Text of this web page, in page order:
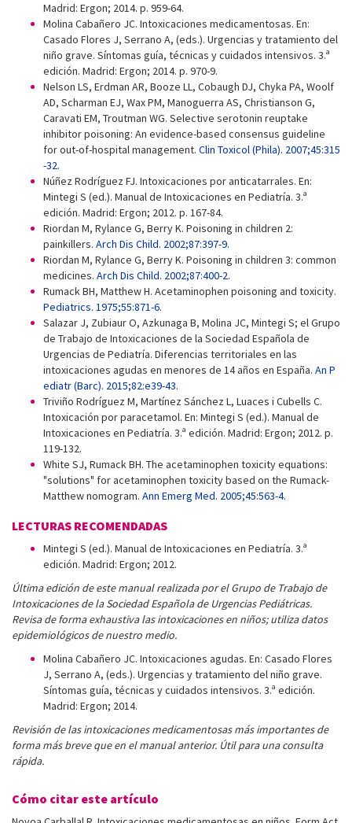
Madrid: Ergon; 2014. p. 959-64.
Molina Cabañero JC. Intoxicaciones medicamentosas. En:
Casado Flores J, Serrano A, (eds.). Urgencias y tratamiento del
niño grave. Síntomas guía, técnicas y cuidados intensivos. 3.ª
edición. Madrid: Ergon; 2014. p. 970-9.
Nelson LS, Erdman AR, Booze LL, Cobaugh DJ, Chyka PA, Woolf
AD, Scharman EJ, Wax PM, Manoguerra AS, Christianson G,
Caravati EM, Troutman WG. Selective serotonin reuptake
inhibitor poisoning: An evidence-based consensus guideline
for out-of-hospital management. Clin Toxicol (Phila). 2007;45:315
-32.
Núñez Rodríguez FJ. Intoxicaciones por anticatarrales. En:
Mintegi S (ed.). Manual de Intoxicaciones en Pediatría. 3.ª
edición. Madrid: Ergon; 2012. p. 167-84.
Riordan M, Rylance G, Berry K. Poisoning in children 2:
painkillers. Arch Dis Child. 2002;87:397-9.
Riordan M, Rylance G, Berry K. Poisoning in children 3: common
medicines. Arch Dis Child. 2002;87:400-2.
Rumack BH, Matthew H. Acetaminophen poisoning and toxicity.
Pediatrics. 1975;55:871-6.
Salazar J, Zubiaur O, Azkunaga B, Molina JC, Mintegi S; el Grupo
de Trabajo de Intoxicaciones de la Sociedad Española de
Urgencias de Pediatría. Diferencias territoriales en las
intoxicaciones agudas en menores de 14 años en España. An P
ediatr (Barc). 2015;82:e39-43.
Triviño Rodríguez M, Martínez Sánchez L, Luaces i Cubells C.
Intoxicación por paracetamol. En: Mintegi S (ed.). Manual de
Intoxicaciones en Pediatría. 3.ª edición. Madrid: Ergon; 2012. p.
119-132.
White SJ, Rumack BH. The acetaminophen toxicity equations:
"solutions" for acetaminophen toxicity based on the Rumack-
Matthew nomogram. Ann Emerg Med. 2005;45:563-4.
LECTURAS RECOMENDADAS
Mintegi S (ed.). Manual de Intoxicaciones en Pediatría. 3.ª
edición. Madrid: Ergon; 2012.
Última edición de este manual realizada por el Grupo de Trabajo de
Intoxicaciones de la Sociedad Española de Urgencias Pediátricas.
Revisa de forma exhaustiva las intoxicaciones en niños; utiliza datos
epidemiológicos de nuestro medio.
Molina Cabañero JC. Intoxicaciones agudas. En: Casado Flores
J, Serrano A, (eds.). Urgencias y tratamiento del niño grave.
Síntomas guía, técnicas y cuidados intensivos. 3.ª edición.
Madrid: Ergon; 2014.
Revisión de las intoxicaciones medicamentosas más importantes de
forma más breve que en el manual anterior. Útil para una consulta
rápida.
Cómo citar este artículo